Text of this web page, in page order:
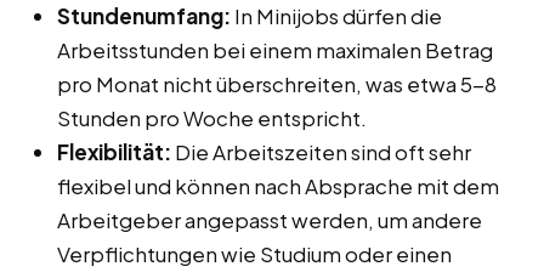
Stundenumfang: In Minijobs dürfen die
Arbeitsstunden bei einem maximalen Betrag
pro Monat nicht überschreiten, was etwa 5-8
Stunden pro Woche entspricht.
Flexibilität: Die Arbeitszeiten sind oft sehr
flexibel und können nach Absprache mit dem
Arbeitgeber angepasst werden, um andere
Verpflichtungen wie Studium oder einen